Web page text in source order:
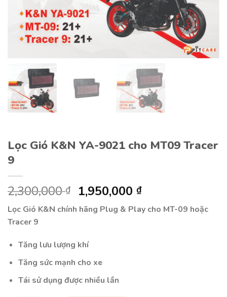
Lọc Gió K&N YA-9021 cho MT09 Tracer
9
2,300,000₫ Giá
gốc
là:
1,950,000₫
hiện
tại
Lọc Gió K&N chính hãng Plug & Play cho MT-09 hoặc
Tracer 9
Tăng lưu lượng khí
Tăng sức mạnh cho xe
Tái sử dụng được nhiều lần